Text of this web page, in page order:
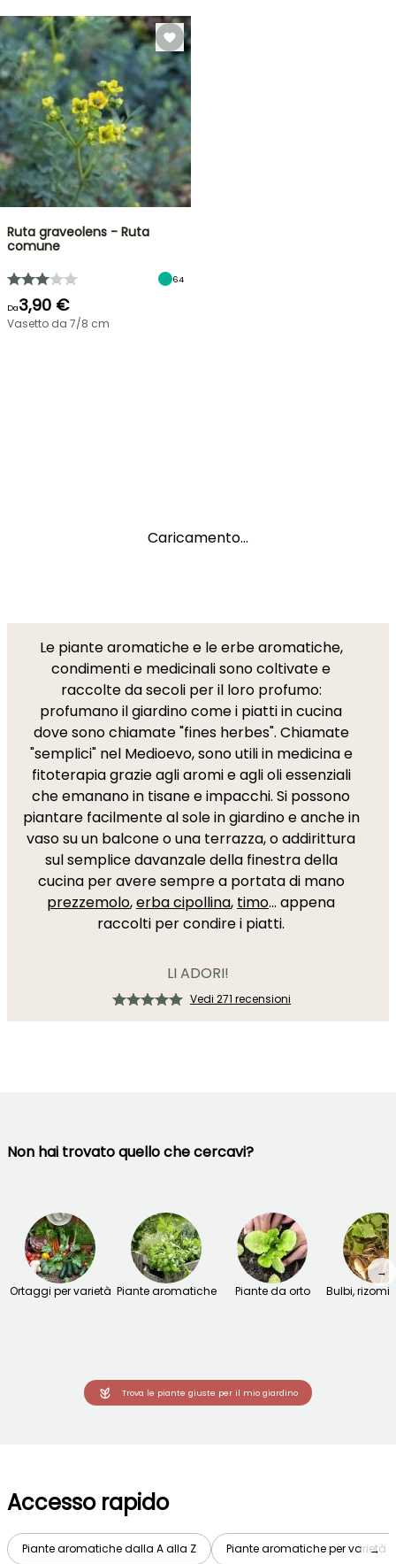
Ruta graveolens - Ruta
comune
64
Da3,90 €
Vasetto da 7/8 cm
Caricamento...
Le piante aromatiche e le erbe aromatiche,
condimenti e medicinali sono coltivate e
raccolte da secoli per il loro profumo:
profumano il giardino come i piatti in cucina
dove sono chiamate "fines herbes". Chiamate
"semplici" nel Medioevo, sono utili in medicina e
fitoterapia grazie agli aromi e agli oli essenziali
che emanano in tisane e impacchi. Si possono
piantare facilmente al sole in giardino e anche in
vaso su un balcone o una terrazza, o addirittura
sul semplice davanzale della finestra della
cucina per avere sempre a portata di mano
prezzemolo,erba cipollina, timo... appena
raccolti per condire i piatti.
LI ADORI!
Vedi 271 recensioni
Non hai trovato quello che cercavi?
Ortaggi per varietà Piante aromatiche Piante da orto Bulbi, rizomi
→
Trova le piante giuste per il mio giardino
Accesso rapido
Piante aromatiche dalla A alla Z Piante aromatiche per varietà
→